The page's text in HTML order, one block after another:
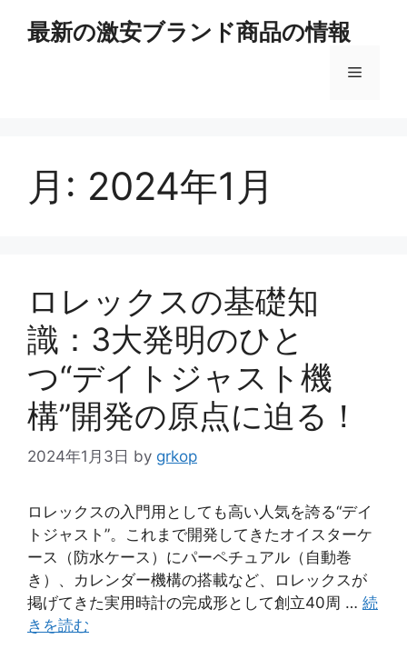
最新の激安ブランド商品の情報
メ
月: 2024年1月
ロレックスの基礎知
識：3大発明のひと
つ“デイトジャスト機
構”開発の原点に迫る！
2024年1月3日 by grkop
ロレックスの入門用としても高い人気を誇る“デイ
トジャスト”。これまで開発してきたオイスターケ
ース（防水ケース）にパーペチュアル（自動巻
き）、カレンダー機構の搭載など、ロレックスが
掲げてきた実用時計の完成形として創立40周 … 続
きを読む